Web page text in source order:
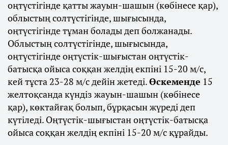
оңтүстігінде қатты жауын-шашын (көбінесе қар),
облыстың солтүстігінде, шығысында,
оңтүстігінде тұман болады деп болжанады.
Облыстың солтүстігінде, шығысында,
оңтүстігінде оңтүстік-шығыстан оңтүстік-
батысқа ойыса соққан желдің екпіні 15-20 м/с,
кей тұста 23-28 м/с дейін жетеді.Өскеменде 15
желтоқсанда күндіз жауын-шашын (көбінесе
қар), көктайғақ болып, бұрқасын жүреді деп
күтіледі. Оңтүстік-шығыстан оңтүстік-батысқа
ойыса соққан желдің екпіні 15-20 м/с құрайды.